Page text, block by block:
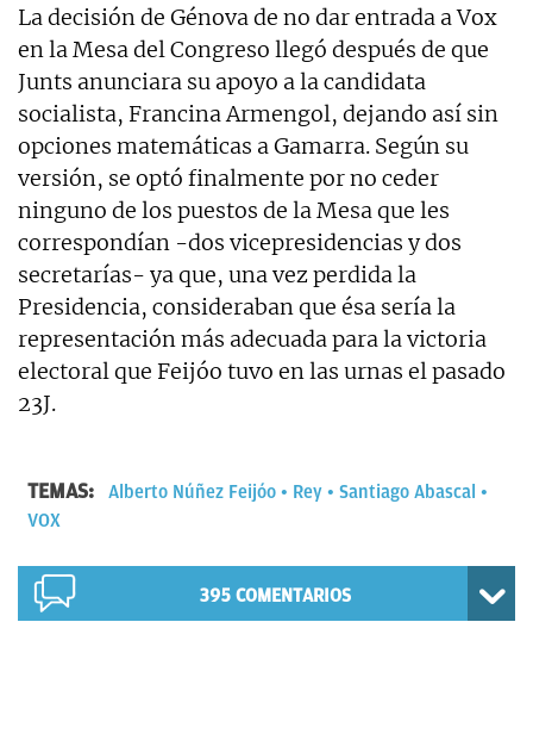
La decisión de Génova de no dar entrada a Vox
en la Mesa del Congreso llegó después de que
Junts anunciara su apoyo a la candidata
socialista, Francina Armengol, dejando así sin
opciones matemáticas a Gamarra. Según su
versión, se optó finalmente por no ceder
ninguno de los puestos de la Mesa que les
correspondían -dos vicepresidencias y dos
secretarías- ya que, una vez perdida la
Presidencia, consideraban que ésa sería la
representación más adecuada para la victoria
electoral que Feijóo tuvo en las urnas el pasado
23J.
TEMAS: Alberto Núñez Feijóo Rey
Santiago Abascal
VOX
395 COMENTARIOS